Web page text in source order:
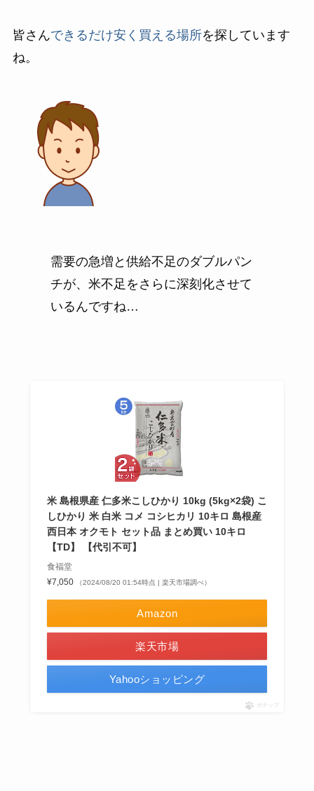
皆さんできるだけ安く買える場所を探しています
ね。
需要の急増と供給不足のダブルパン
チが、米不足をさらに深刻化させて
いるんですね…
米 島根県産 仁多米こしひかり 10kg (5kg×2袋) こ
しひかり 米 白米 コメ コシヒカリ 10キロ 島根産
西日本 オクモト セット品 まとめ買い 10キロ
【TD】 【代引不可】
食福堂
¥7,050
（2024/08/20 01:54時点 | 楽天市場調べ）
Amazon
楽天市場
Yahooショッピング
ポチップ